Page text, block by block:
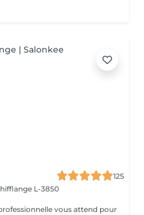
125
L-3850
vous attend pour